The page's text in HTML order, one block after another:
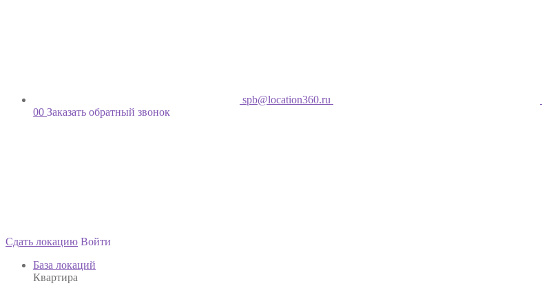
spb@location360.ru
00 Заказать обратный звонок
Сдать локацию Войти
База локаций
Квартира